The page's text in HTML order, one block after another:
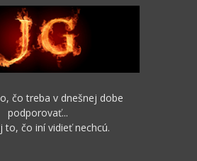
čo treba v dnešnej dobe
podporovať...
to, čo iní vidieť nechcú.